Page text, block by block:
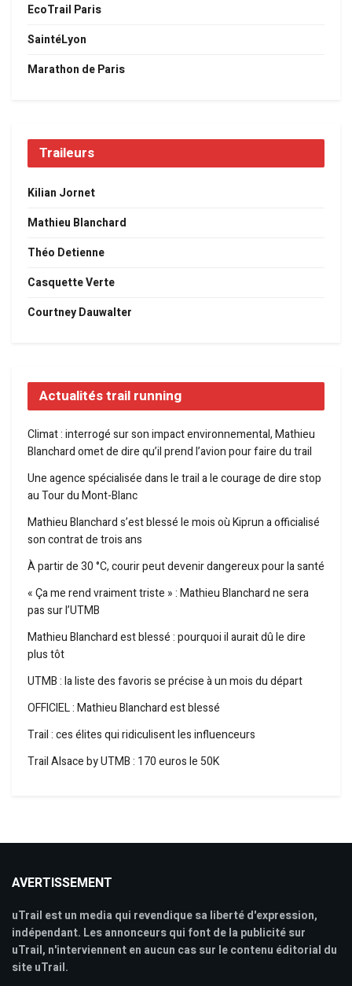
EcoTrail Paris
SaintéLyon
Marathon de Paris
Traileurs
Kilian Jornet
Mathieu Blanchard
Théo Detienne
Casquette Verte
Courtney Dauwalter
Actualités trail running
Climat : interrogé sur son impact environnemental, Mathieu
Blanchard omet de dire qu’il prend l’avion pour faire du trail
Une agence spécialisée dans le trail a le courage de dire stop
au Tour du Mont-Blanc
Mathieu Blanchard s’est blessé le mois où Kiprun a officialisé
son contrat de trois ans
À partir de 30 °C, courir peut devenir dangereux pour la santé
« Ça me rend vraiment triste » : Mathieu Blanchard ne sera
pas sur l’UTMB
Mathieu Blanchard est blessé : pourquoi il aurait dû le dire
plus tôt
UTMB : la liste des favoris se précise à un mois du départ
OFFICIEL : Mathieu Blanchard est blessé
Trail : ces élites qui ridiculisent les influenceurs
Trail Alsace by UTMB : 170 euros le 50K
AVERTISSEMENT
uTrail est un media qui revendique sa liberté d'expression,
indépendant. Les annonceurs qui font de la publicité sur
uTrail, n'interviennent en aucun cas sur le contenu éditorial du
site uTrail.